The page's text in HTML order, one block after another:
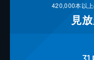
420,000本以
見